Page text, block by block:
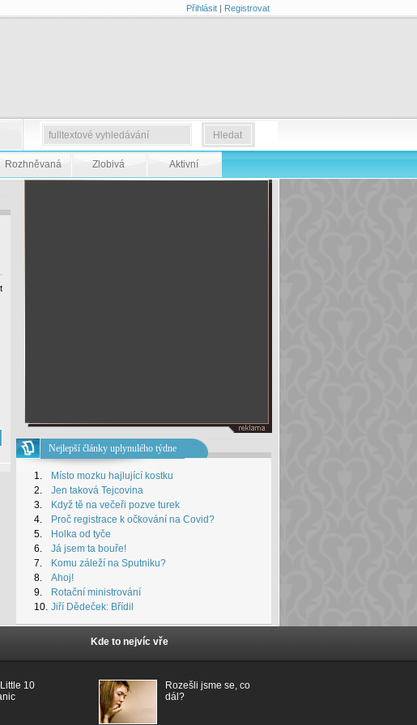
Přihlásit| Registrovat
Rozhněvaná Zlobivá Aktivní
Nejlepší články uplynulého týdne
1.
Místo mozku hajlující kostku
2.
Jen taková Tejcovina
3.
Když tě na večeři pozve turek
4.
Proč registrace k očkování na Covid?
5.
Holka od tyče
6.
Já jsem ta bouře!
7.
Komu záleží na Sputniku?
8.
Ahoj!
9.
Rotační ministrování
10. Jiří Dědeček: Břídil
10
Kde to nejvíc vře
Rozešli jsme se, co
dál?